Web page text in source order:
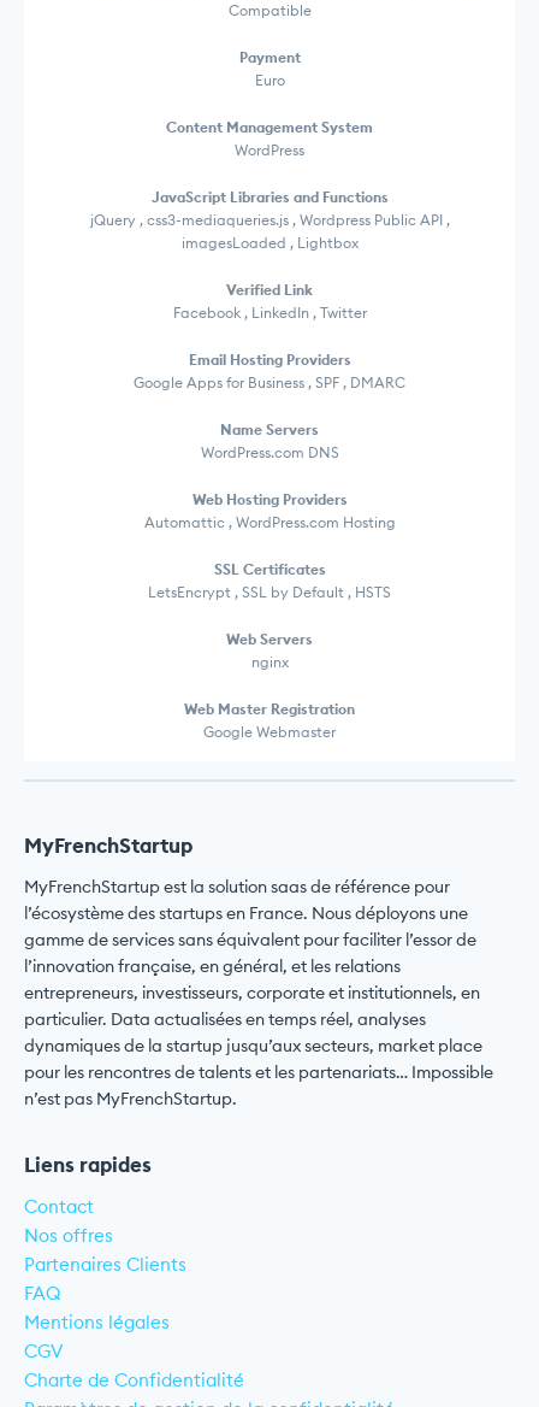
Compatible
Payment
Euro
Content Management System
WordPress
JavaScript Libraries and Functions
jQuery , css3-mediaqueries.js , Wordpress Public API ,
imagesLoaded , Lightbox
Verified Link
Facebook , LinkedIn , Twitter
Email Hosting Providers
Google Apps for Business , SPF , DMARC
Name Servers
WordPress.com DNS
Web Hosting Providers
Automattic , WordPress.com Hosting
SSL Certificates
LetsEncrypt , SSL by Default , HSTS
Web Servers
nginx
Web Master Registration
Google Webmaster
MyFrenchStartup
MyFrenchStartup est la solution saas de référence pour
l’écosystème des startups en France. Nous déployons une
gamme de services sans équivalent pour faciliter l’essor de
l’innovation française, en général, et les relations
entrepreneurs, investisseurs, corporate et institutionnels, en
particulier. Data actualisées en temps réel, analyses
dynamiques de la startup jusqu’aux secteurs, market place
pour les rencontres de talents et les partenariats… Impossible
n’est pas MyFrenchStartup.
Liens rapides
Contact
Nos offres
Partenaires Clients
FAQ
Mentions légales
CGV
Charte de Confidentialité